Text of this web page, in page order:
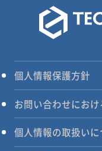
個人情報保護方針
お問い合わせにお
個人情報の取扱いに